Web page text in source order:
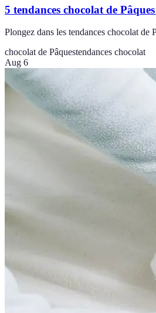
5 tendances chocolat de
Plongez dans les tendances chocolat de
chocolat de Pâquestendances chocolat
Aug 6